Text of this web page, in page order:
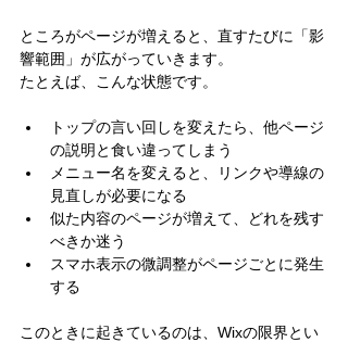
ところがページが増えると、直すたびに「影
響範囲」が広がっていきます。
たとえば、こんな状態です。
トップの言い回しを変えたら、他ページ
の説明と食い違ってしまう
メニュー名を変えると、リンクや導線の
見直しが必要になる
似た内容のページが増えて、どれを残す
べきか迷う
スマホ表示の微調整がページごとに発生
する
このときに起きているのは、Wixの限界とい